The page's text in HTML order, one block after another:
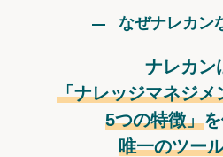
なぜナレカン
ナレカン
「ナレッジマネジメ
5つの特徴」を
唯一のツー